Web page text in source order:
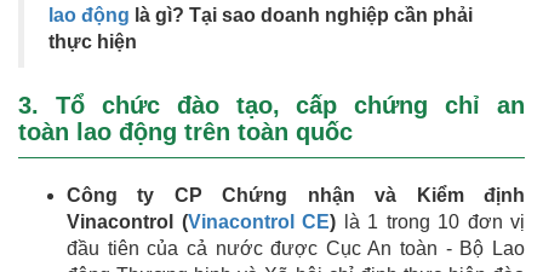
lao động là gì? Tại sao doanh nghiệp cần phải
thực hiện
3. Tổ chức đào tạo, cấp chứng chỉ an
toàn lao động trên toàn quốc
Công ty CP Chứng nhận và Kiểm định
Vinacontrol (Vinacontrol CE) là 1 trong 10 đơn vị
đầu tiên của cả nước được Cục An toàn - Bộ Lao